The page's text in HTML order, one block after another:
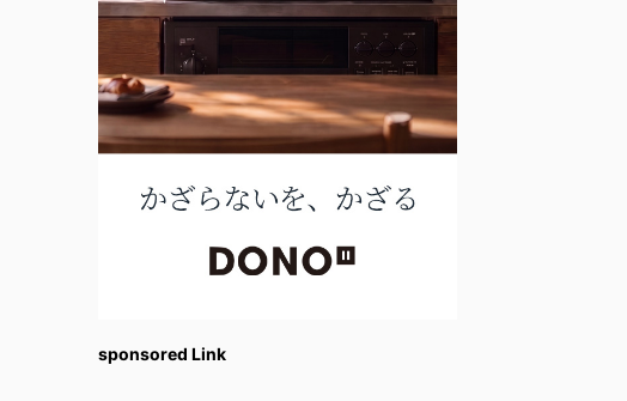
sponsored Link